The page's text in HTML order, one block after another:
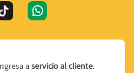
aservicio al cliente.